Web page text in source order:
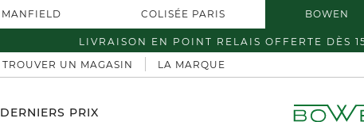
MANFIELD COLISÉE PARIS BOWEN
LIVRAISON EN POINT RELAIS OFFERTE DÈS
TROUVER UN MAGASIN LA MARQUE
DERNIERS PRIX